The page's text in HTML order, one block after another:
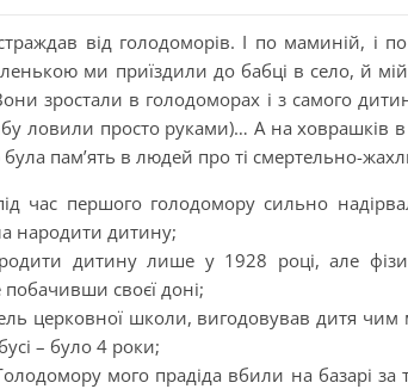
від голодоморів. І по маминій, і по
ми приїздили до бабці в село, й
зростали в голодоморах і з самого
ловили просто руками)… А на ховрашків
пам’ять в людей про ті смертельно-
час першого голодомору сильно
народити дитину;
дитину лише у 1928 році, але
побачивши своєї доні;
церковної школи, вигодовував дитя чим
– було 4 роки;
мого прадіда вбили на базарі